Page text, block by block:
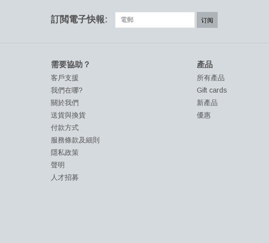
訂閲電子快報: 订阅
需要協助？
客戶支援
我們在哪?
關於我們
送貨與換貨
付款方式
服務條款及細則
隱私政策
聲明
人才招募
產品
所有產品
Gift cards
新產品
優惠